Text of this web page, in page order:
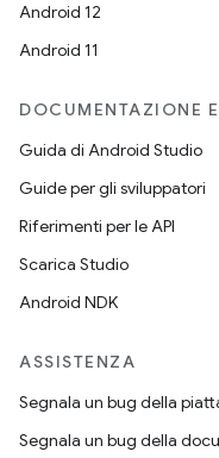
Android 12
Android 11
DOCUMENTAZIONE
Guida di Android Studio
Guide per gli sviluppatori
Riferimenti per le API
Scarica Studio
Android NDK
ASSISTENZA
Segnala un bug della
Segnala un bug della